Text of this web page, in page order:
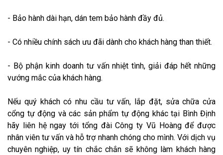
- Bảo hành dài hạn, dán tem bảo hành đầy đủ.
- Có nhiều chính sách ưu đãi dành cho khách hàng than thiết.
- Bộ phận kinh doanh tư vấn nhiệt tình, giải đáp hết những
vướng mắc của khách hàng.
Nếu quý khách có nhu cầu tư vấn, lắp đặt, sửa chữa cửa
cổng tự động và các sản phẩm tự động khác tại Bình Định
hãy liên hệ ngay tới tổng đài Công ty Vũ Hoàng để được
nhân viên tư vấn và hỗ trợ nhanh chóng cho mình. Với dịch vụ
chuyên nghiệp, uy tín chắc chắn sẽ không làm khách hàng